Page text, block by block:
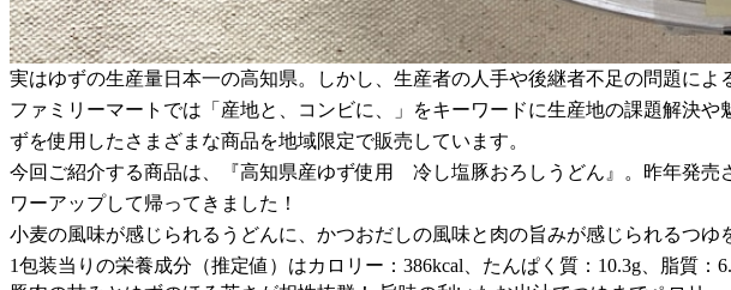
実はゆずの生産量日本一の高知県。しかし、生産者の人手や後継者不足の問題によ
ファミリーマートでは「産地と、コンビに、」をキーワードに生産地の課題解決
ずを使用したさまざまな商品を地域限定で販売しています。
今回ご紹介する商品は、『高知県産ゆず使用 冷し塩豚おろしうどん』。昨年発
ワーアップして帰ってきました！
小麦の風味が感じられるうどんに、かつおだしの風味と肉の旨みが感じられるつ
1包装当りの栄養成分（推定値）はカロリー：386kcal、たんぱく質：10.3g、脂質：